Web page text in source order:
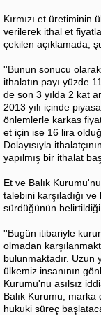
Kırmızı et üretiminin
verilerek ithal et
çekilen açıklamada,
''Bunun sonucu
ithalatın payı yüzde
de son 3 yılda 2 kat
2013 yılı içinde
önlemlerle karkas
et için ise 16 lira
Dolayısıyla
yapılmış bir ithalat
Et ve Balık
talebini karşıladığı
sürdüğünün
''Bugün itibariyle
olmadan
bulunmaktadır. Uzun
ülkemiz insanının
Kurumu'nu asılsız
Balık Kurumu, marka
hukuki süreç